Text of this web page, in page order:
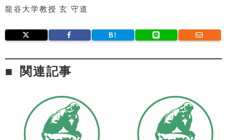
龍谷大学教授 玄 守道
関連記事